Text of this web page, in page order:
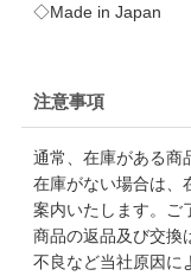
◇Made in Japan
注意事項
通常、在庫がある商
在庫がない場合は、
案内いたします。ご
商品の返品及び交換
不良など当社原因に